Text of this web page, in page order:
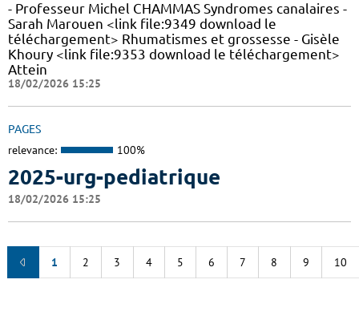
- Professeur Michel CHAMMAS Syndromes canalaires -
Sarah Marouen <link file:9349 download le
téléchargement> Rhumatismes et grossesse - Gisèle
Khoury <link file:9353 download le téléchargement>
Attein
18/02/2026 15:25
PAGES
relevance: 100%
2025-urg-pediatrique
18/02/2026 15:25
1 2 3 4 5 6 7 8 9 10